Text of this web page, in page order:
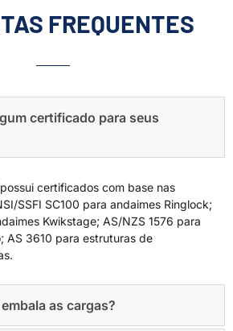
FREQUENTES
certificado para seus
certificados com base nas
SSFI SC100 para andaimes Ringlock;
Kwikstage; AS/NZS 1576 para
AS 3610 para estruturas de
as cargas?